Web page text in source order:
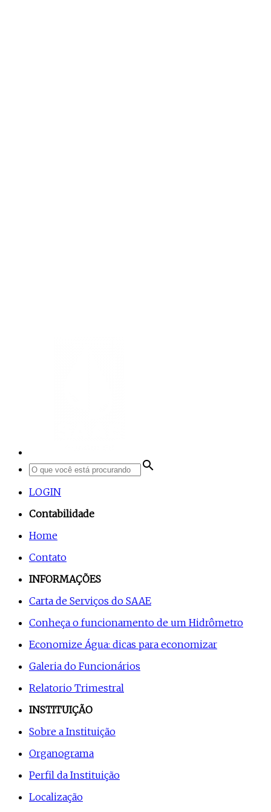
search
LOGIN
Contabilidade
Home
Contato
INFORMAÇÕES
Carta de Serviços do SAAE
Conheça o funcionamento de um Hidrômetro
Economize Água: dicas para economizar
Galeria do Funcionários
Relatorio Trimestral
INSTITUIÇÃO
Sobre a Instituição
Organograma
Perfil da Instituição
Localização